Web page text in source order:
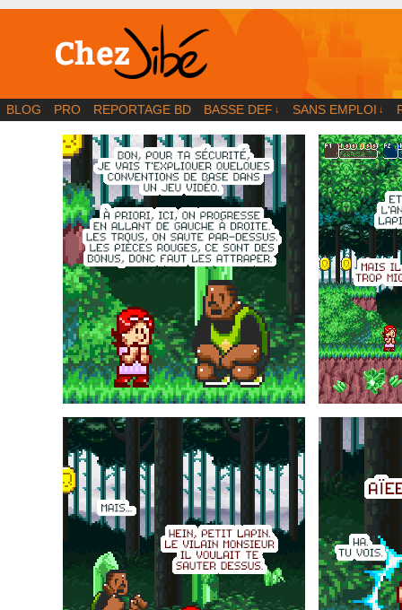
BD | Illustration | Blog
BLOG PRO REPORTAGE BD BASSE DEF ↓ SANS EMPLOI ↓